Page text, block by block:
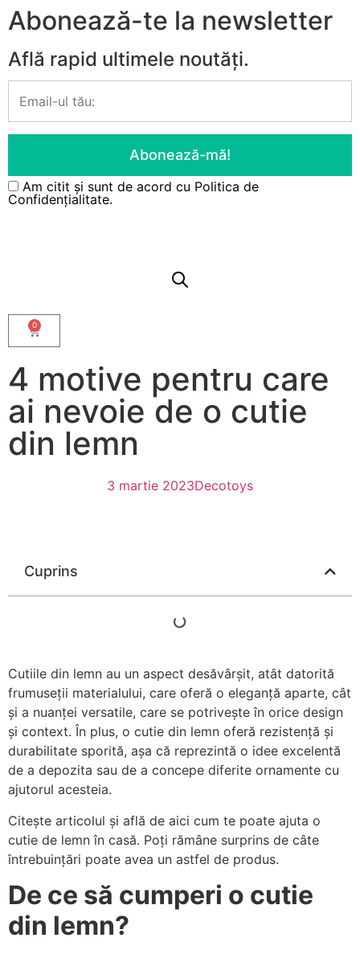
0
4 motive pentru care
ai nevoie de o cutie
din lemn
3 martie 2023Decotoys
Cuprins
Cutiile din lemn au un aspect desăvârșit, atât datorită
frumuseții materialului, care oferă o eleganță aparte, cât
și a nuanței versatile, care se potrivește în orice design
și context. În plus, o cutie din lemn oferă rezistență și
durabilitate sporită, așa că reprezintă o idee excelentă
de a depozita sau de a concepe diferite ornamente cu
ajutorul acesteia.
Citește articolul și află de aici cum te poate ajuta o
cutie de lemn în casă. Poți rămâne surprins de câte
întrebuințări poate avea un astfel de produs.
De ce să cumperi o cutie
din lemn?
Abonează-te la newsletter
Află rapid ultimele noutăți.
Am citit și sunt de acord cu Politica de
Confidențialitate.